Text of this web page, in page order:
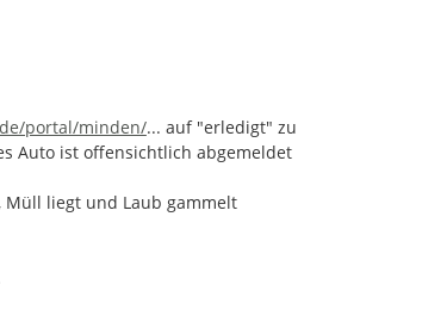
portal/minden/beteiligung/themen/1000724/
... auf "erledigt" zu
Auto ist offensichtlich abgemeldet
liegt und Laub gammelt